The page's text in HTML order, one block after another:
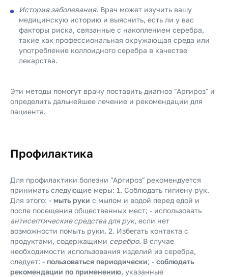
История заболевания. Врач может изучить вашу
медицинскую историю и выяснить, есть ли у вас
факторы риска, связанные с накоплением серебра,
такие как профессиональная окружающая среда или
употребление коллоидного серебра в качестве
лекарства.
Эти методы помогут врачу поставить диагноз "Аргироз" и
определить дальнейшее лечение и рекомендации для
пациента.
Профилактика
Для профилактики болезни "Аргироз" рекомендуется
принимать следующие меры: 1. Соблюдать гигиену рук.
Для этого: - мыть руки с мылом и водой перед едой и
после посещения общественных мест; - использовать
антисептические средства для рук, если нет
возможности помыть руки. 2. Избегать контакта с
продуктами, содержащими серебро. В случае
необходимости использования изделий из серебра,
следует: - пользоваться периодически; - соблюдать
рекомендации по применению, указанные